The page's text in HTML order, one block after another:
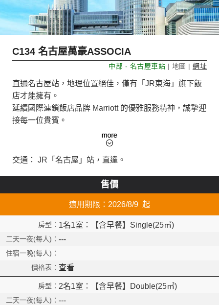
C134 名古屋萬豪ASSOCIA
中部 - 名古屋車站 | 地圖 | 網址
直通名古屋站，地理位置絕佳，僅有「JR東海」旗下飯
店才能擁有。
延續國際連鎖飯店品牌 Marriott 的優雅服務精神，誠摯迎
接每一位貴賓。
全館客房皆配備席夢思名床，為您帶來舒適的睡眠體
交通： JR「名古屋」站，直達。
售價
適用期限：2026/8/9 起
1名1室：【含早餐】Single(25㎡)
---
查看
2名1室：【含早餐】Double(25㎡)
---